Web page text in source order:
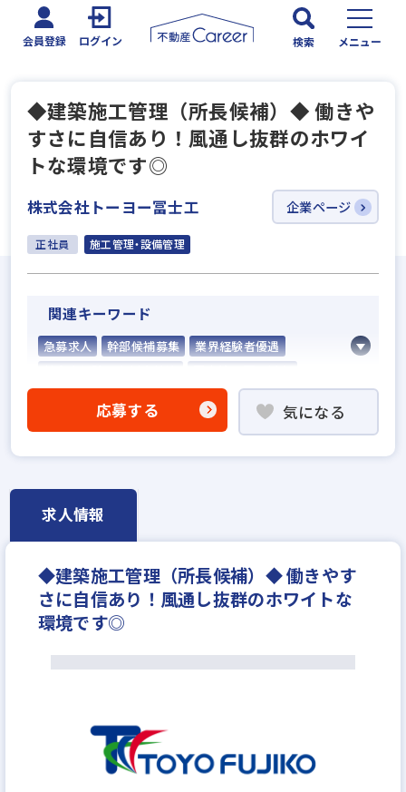
会員登録 ログイン 検索 メニュー
◆建築施工管理（所長候補）◆ 働きや
すさに自信あり！風通し抜群のホワイ
トな環境です◎
株式会社トーヨー冨士工 企業ページ
正社員 施工管理・設備管理
関連キーワード
急募求人 幹部候補募集
業界経験者優遇
宅建取引士歓迎
社宅・家賃補助あり
研修制度あり
転勤なし
応募する 気になる
求人情報
◆建築施工管理（所長候補）◆ 働きやす
さに自信あり！風通し抜群のホワイトな
環境です◎